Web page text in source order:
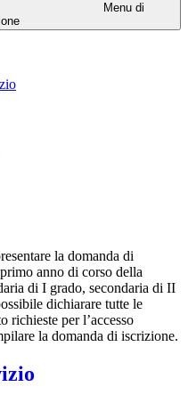
Menu di
la domanda di
anno di corso della
di I grado, secondaria di II
dichiarare tutte le
richieste per l’accesso
la domanda di iscrizione.